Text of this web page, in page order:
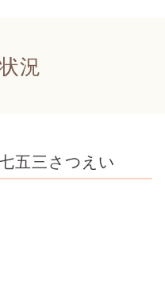
況
五三さつえい